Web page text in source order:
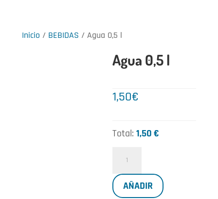
Inicio / BEBIDAS / Agua 0,5 l
Agua 0,5 l
1,50€
Total:1,50 €
0,5
l
AÑADIR